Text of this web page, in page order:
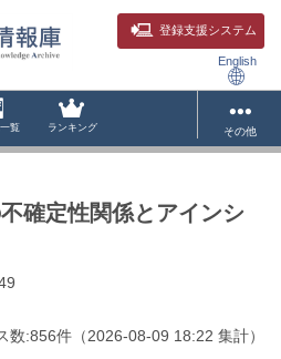
登録支援システム
English
覧 ランキング その他
確定性関係とアインシ
数:856件 （2026-08-09 18:22 集計）